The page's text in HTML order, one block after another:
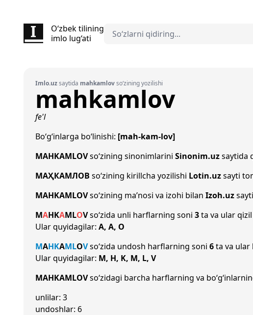
O‘zbek tilining
imlo lug‘ati
Imlo.uzsaytida mahkamlovso‘zining yozilishi
mahkamlov
fe'l
Bo‘g‘inlarga bo‘linishi: [mah-kam-lov]
MAHKAMLOVso‘zining sinonimlarini Sinonim.uzsaytida
МАҲКАМЛОВ so‘zining kirillcha yozilishi Lotin.uzsayti
MAHKAMLOVso‘zining ma’nosi va izohi bilan Izoh.uz
MAHKAMLOVso‘zida unli harflarning soni 3ta va ular
Ular quyidagilar: A, A, O
MAHKAMLOVso‘zida undosh harflarning soni 6ta va ular
Ular quyidagilar: M, H, K, M, L, V
MAHKAMLOVso‘zidagi barcha harflarning va
unlilar: 3
undoshlar: 6